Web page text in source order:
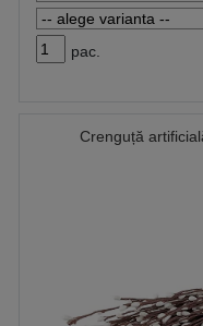
pac.
Crenguță